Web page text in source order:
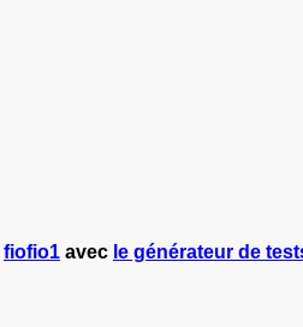
fiofio1 avec le générateur de